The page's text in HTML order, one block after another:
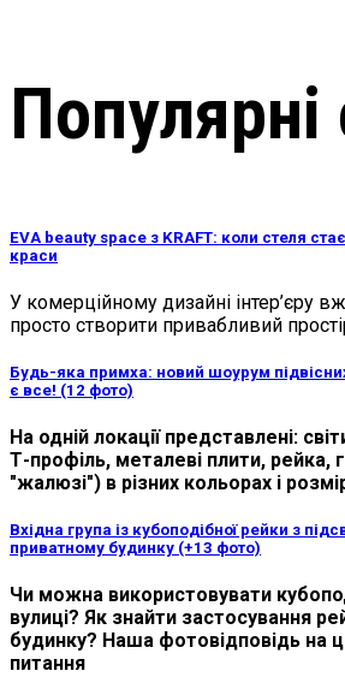
Популярні
EVA beauty space з KRAFT: коли стеля
краси
У комерційному дизайні інтер’єру
просто створити привабливий
Будь-яка примха: новий шоурум
є все! (12 фото)
На одній локації представлені:
Т-профіль, металеві плити, рейка,
"жалюзі") в різних кольорах і
Вхідна група із кубоподібної рейки з
приватному будинку (+13 фото)
Чи можна використовувати
вулиці? Як знайти застосування
будинку? Наша фотовідповідь на
питання